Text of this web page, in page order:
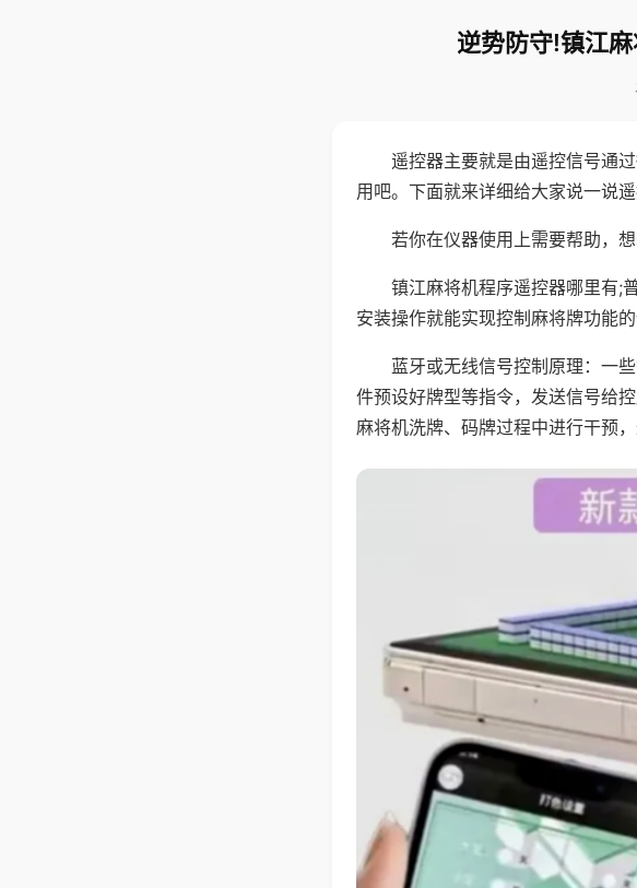
逆势防守!镇江
遥控器主要就是由遥控信号通
用吧。下面就来详细给大家说一说遥
若你在仪器使用上需要帮助，
镇江麻将机程序遥控器哪里有;
安装操作就能实现控制麻将牌功能的
蓝牙或无线信号控制原理：一
件预设好牌型等指令，发送信号给
麻将机洗牌、码牌过程中进行干预，